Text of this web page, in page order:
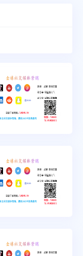
Telegram
更多